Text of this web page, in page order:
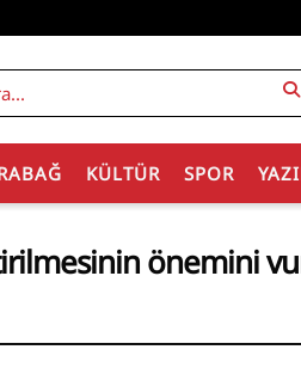
KÜLTÜR SPOR
önemini